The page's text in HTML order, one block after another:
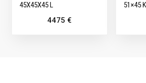
45X45X45 L
4475 €
51×45